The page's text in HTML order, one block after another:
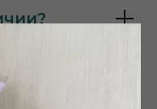
на